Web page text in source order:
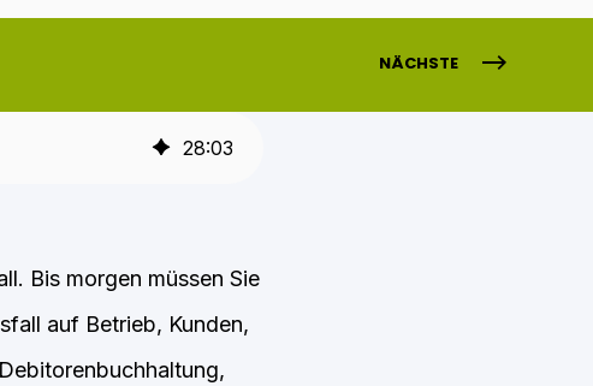
NÄCHSTE
28:03
Bis morgen müssen Sie
auf Betrieb, Kunden,